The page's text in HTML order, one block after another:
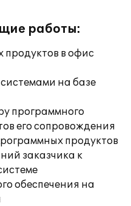
работы:
в офис
на базе
программного
его сопровождения
продуктов
заказчика к
обеспечения на